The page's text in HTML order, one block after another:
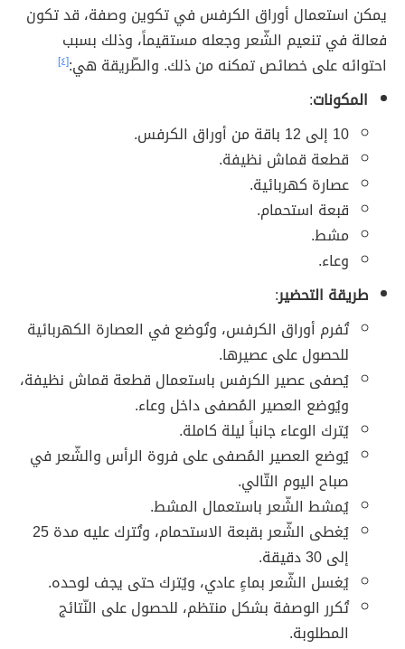
يمكن استعمال أوراق الكرفس في تكوين وصفة، قد تكون
فعالة في تنعيم الشّعر وجعله مستقيماً، وذلك بسبب
احتوائه على خصائص تمكنه من ذلك. والطّريقة هي:[٤]
المكونات:
10 إلى 12 باقة من أوراق الكرفس.
قطعة قماش نظيفة.
عصارة كهربائية.
قبعة استحمام.
مشط.
وعاء.
طريقة التحضير:
تُفرم أوراق الكرفس، وتُوضع في العصارة الكهربائية
للحصول على عصيرها.
يُصفى عصير الكرفس باستعمال قطعة قماش نظيفة،
ويُوضع العصير المُصفى داخل وعاء.
يُترك الوعاء جانباً ليلة كاملة.
يُوضع العصير المُصفى على فروة الرأس والشّعر في
صباح اليوم التّالي.
يُمشط الشّعر باستعمال المشط.
يُغطى الشّعر بقبعة الاستحمام، وتُترك عليه مدة 25
إلى 30 دقيقة.
يُغسل الشّعر بماءٍ عادي، ويُترك حتى يجف لوحده.
تُكرر الوصفة بشكل منتظم، للحصول على النّتائج
المطلوبة.